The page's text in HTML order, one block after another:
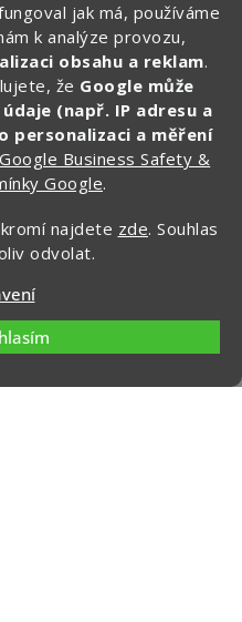
jak má, používáme
k analýze provozu,
obsahu a reklam.
že Google může
(např. IP adresu a
a měření
Google Business Safety &
Google.
najdete zde. Souhlas
odvolat.
SLEVU 100 Kč
100 KČ »
údajů